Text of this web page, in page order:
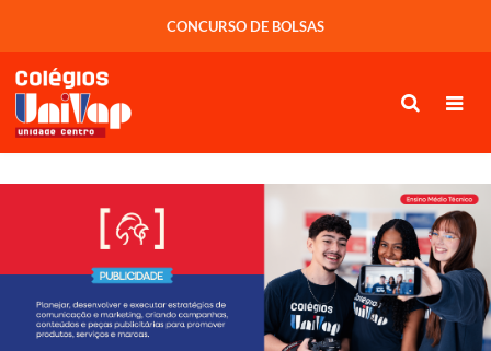
CONCURSO DE BOLSAS